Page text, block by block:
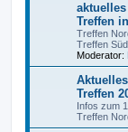
Treffen
Treffen
Treffen Süd
Moderator:
Treffen
Infos zum
Treffen